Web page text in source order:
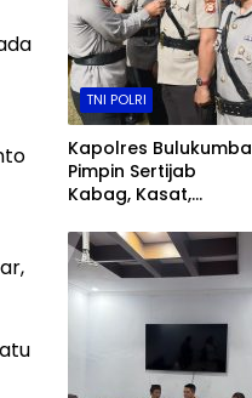
TNI POLRI
Kapolres Bulukumba
Pimpin Sertijab
Kabag, Kasat,
dan Pelantikan Kasi
Humas